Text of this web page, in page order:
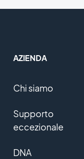
AZIENDA
Chi siamo
Supporto
eccezionale
DNA